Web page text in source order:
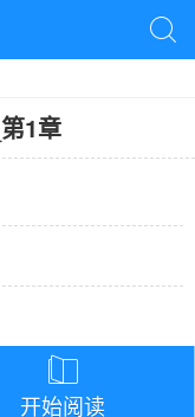

第1章

开始阅读